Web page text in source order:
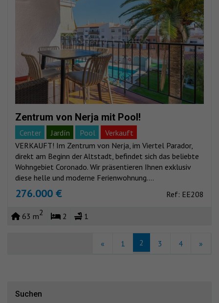
Zentrum von Nerja mit Pool!
Center Jardín Pool
Verkauft
VERKAUFT! Im Zentrum von Nerja, im Viertel Parador,
direkt am Beginn der Altstadt, befindet sich das beliebte
Wohngebiet Coronado. Wir präsentieren Ihnen exklusiv
diese helle und moderne Ferienwohnung....
276.000 € Ref: EE208
63 m2 2 1
« 1 2 3 4 »
Suchen